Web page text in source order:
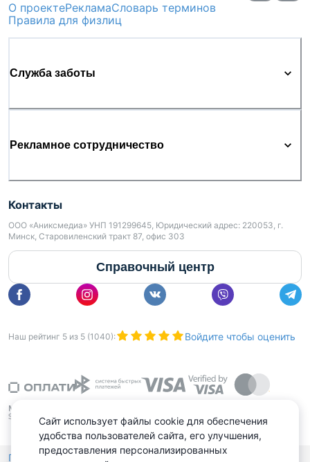
О проектеРекламаСловарь терминов
Правила для физлиц
Служба заботы
Рекламное сотрудничество
Контакты
ООО «Аниксмедиа» УНП 191299645, Юридический адрес: 220053, г.
Минск, Старовиленский тракт 87, офис 303
Справочный центр
Наш рейтинг 5 из 5 (1040): Войдите чтобы оценить
Политика конфиденциальности,
Сайт использует файлы cookie для обеспечения
удобства пользователей сайта, его улучшения,
предоставления персонализированных